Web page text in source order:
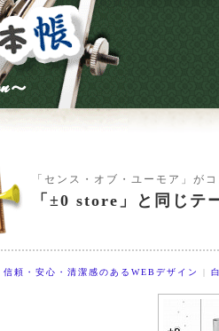
「センス・オブ・ユーモア」が
「±0 store」と同じテ
信頼・安心・清潔感のあるWEBデザイン |